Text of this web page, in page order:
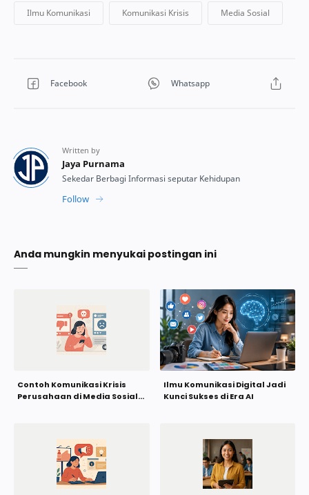
Anda mungkin menyukai postingan ini
Contoh Komunikasi Krisis
Perusahaan di Media Sosial
Ilmu Komunikasi Digital Jadi
Kunci Sukses di Era AI